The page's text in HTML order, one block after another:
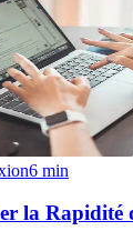
6 min
la Rapidité